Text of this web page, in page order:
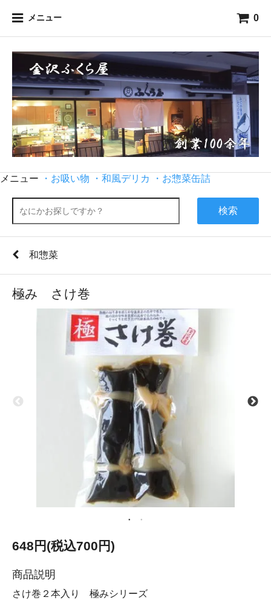
メニュー 0
メニュー ・お吸い物 ・和風デリカ ・お惣菜缶詰
検索
和惣菜
極み さけ巻
648円(税込700円)
商品説明
さけ巻２本入り 極みシリーズ